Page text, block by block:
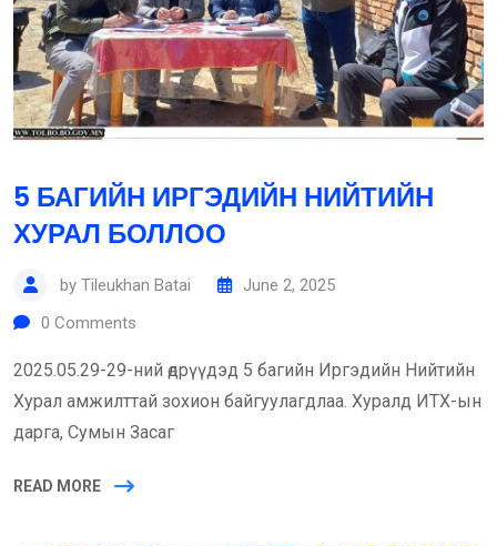
5 БАГИЙН ИРГЭДИЙН НИЙТИЙН
ХУРАЛ БОЛЛОО
by Tileukhan Batai
June 2, 2025
0 Comments
2025.05.29-29-ний өдрүүдэд 5 багийн Иргэдийн Нийтийн
Хурал амжилттай зохион байгуулагдлаа. Хуралд ИТХ-ын
дарга, Сумын Засаг
READ MORE